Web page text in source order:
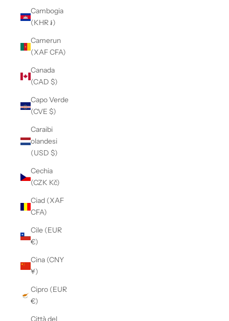
Cambogia
(KHR ៛)
Camerun
(XAF CFA)
Canada
(CAD $)
Capo Verde
(CVE $)
Caraibi
olandesi
(USD $)
Cechia
(CZK Kč)
Ciad (XAF
CFA)
Cile (EUR
€)
Cina (CNY
¥)
Cipro (EUR
€)
Città del